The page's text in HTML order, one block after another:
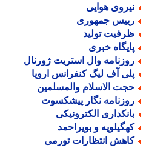
هوایی
جمهوری
تولید
خبری
وال استریت ژورنال
آف لیگ کنفرانس اروپا
الاسلام والمسلمین
نگار پیشکسوت
الکترونیکی
و بویراحمد
انتظارات تورمی